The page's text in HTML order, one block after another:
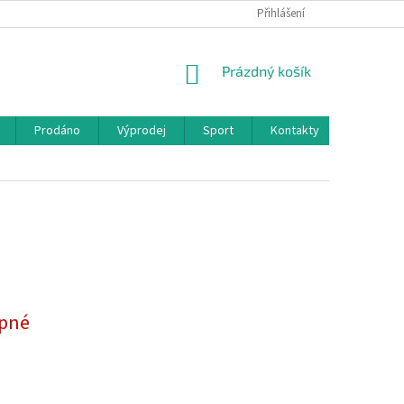
Přihlášení
NÁKUPNÍ
Prázdný košík
Prodáno Výprodej Sport
Kontakty